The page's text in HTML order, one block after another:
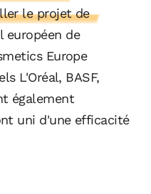
le projet de
européen de
Europe
L'Oréal, BASF,
également
uni d'une efficacité